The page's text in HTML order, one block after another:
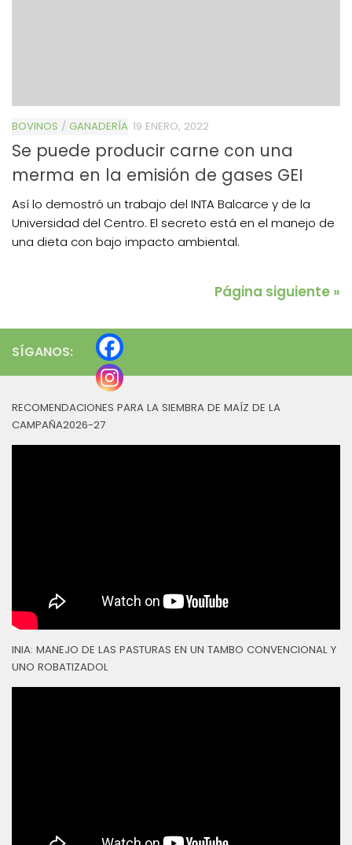
BOVINOS / GANADERÍA 19 ENERO, 2022
Se puede producir carne con una
merma en la emisión de gases GEI
Así lo demostró un trabajo del INTA Balcarce y de la
Universidad del Centro. El secreto está en el manejo de
una dieta con bajo impacto ambiental.
Página siguiente »
SÍGANOS:
RECOMENDACIONES PARA LA SIEMBRA DE MAÍZ DE LA
CAMPAÑA2026-27
INIA: MANEJO DE LAS PASTURAS EN UN TAMBO CONVENCIONAL Y
UNO ROBATIZADOL